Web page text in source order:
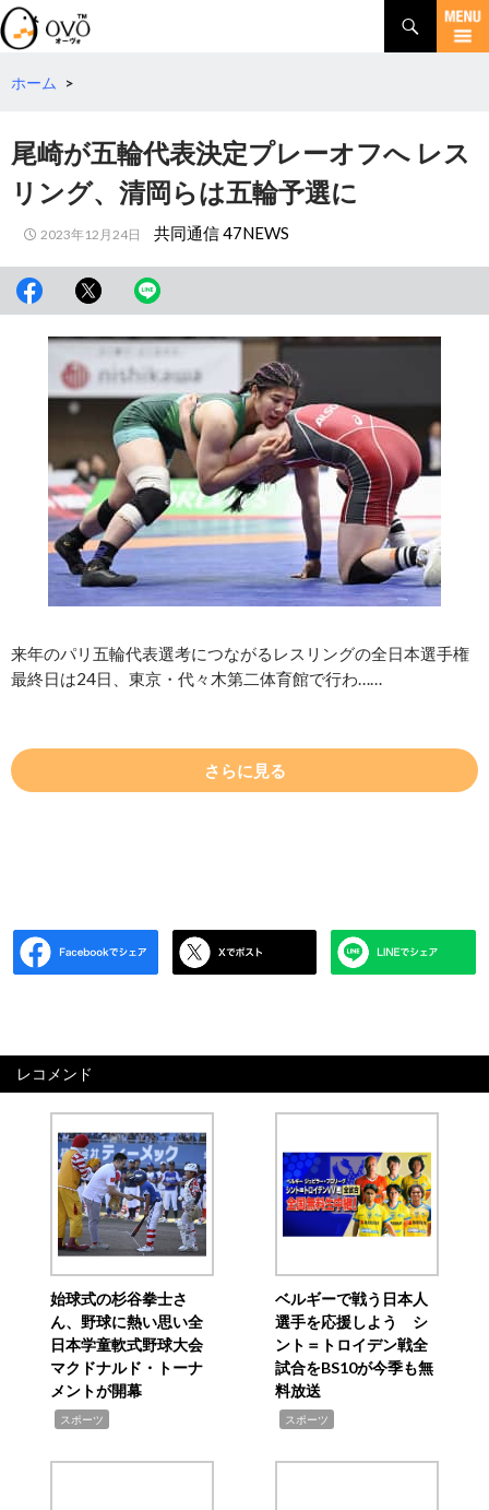
検
索
コ
テホーム >
尾崎が五輪代表決定プレーオフへ レス
リング、清岡らは五輪予選に
2023年12月24日 共同通信 47NEWS
来年のパリ五輪代表選考につながるレスリングの全日本選手権
最終日は24日、東京・代々木第二体育館で行わ……
さらに見る
レコメンド
始球式の杉谷拳士さ
ん、野球に熱い思い全
日本学童軟式野球大会
マクドナルド・トーナ
メントが開幕
スポーツ
ベルギーで戦う日本人
選手を応援しよう シ
ント＝トロイデン戦全
試合をBS10が今季も無
料放送
スポーツ